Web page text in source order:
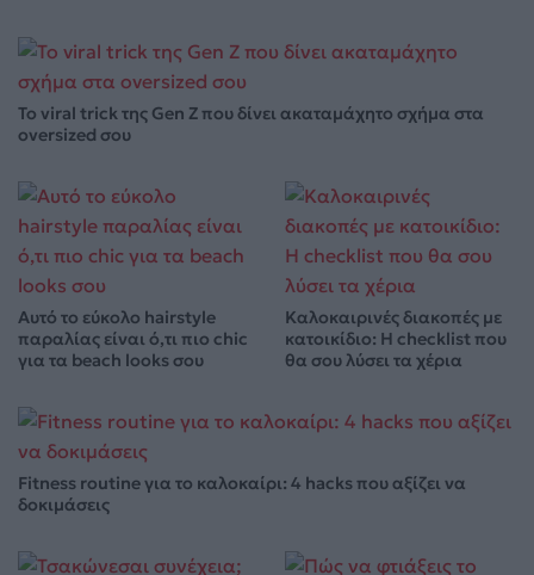
Το viral trick της Gen Z που δίνει ακαταμάχητο σχήμα στα
oversized σου
Αυτό το εύκολο hairstyle
παραλίας είναι ό,τι πιο chic
για τα beach looks σου
Καλοκαιρινές διακοπές με
κατοικίδιο: Η checklist που
θα σου λύσει τα χέρια
Fitness routine για το καλοκαίρι: 4 hacks που αξίζει να
δοκιμάσεις